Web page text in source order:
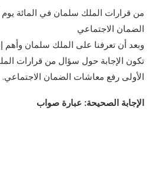
من قرارات الملك سلمان في المائة
الضمان الاجتماعي
وبعد أن تعرفنا على الملك سلمان وأهم
تكون الإجابة حول سؤال من قرارات
الأولى رفع معاشات الضمان الاجتماعي.
الإجابة الصحيحة: عبارة صواب